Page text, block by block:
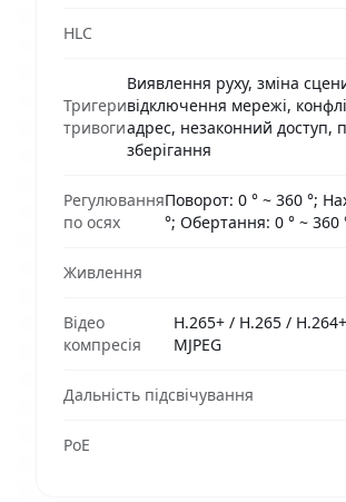
HLC
Тригери
тривоги
Виявлення руху, зміна
відключення мережі,
адрес, незаконний доступ,
зберігання
Регулювання
по осях
Поворот: 0 ° ~ 360 °;
°; Обертання: 0 ° ~ 360
Живлення
Відео
компресія
H.265+ / H.265 /
MJPEG
Дальність підсвічування
PoE